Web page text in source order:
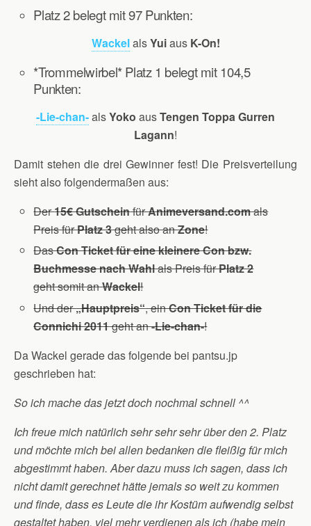
Platz 2 belegt mit 97 Punkten:
WackelalsYuiaus K-On!
*Trommelwirbel* Platz 1 belegt mit 104,5
Punkten:
-Lie-chan-alsYoko ausTengen Toppa Gurren
Lagann!
Damit stehen die drei Gewinner fest! Die Preisverteilung
sieht also folgendermaßen aus:
Der15€ GutscheinfürAnimeversand.comals
Preis fürPlatz 3geht also anZone!
DasCon Ticket für eine kleinere Con bzw.
Buchmesse nach Wahlals Preis fürPlatz 2
geht somit anWackel!
Und der„Hauptpreis“, einCon Ticket für die
Connichi 2011geht an-Lie-chan-!
Da Wackel gerade das folgende bei pantsu.jp
geschrieben hat:
So ich mache das jetzt doch nochmal schnell ^^
Ich freue mich natürlich sehr sehr sehr über den 2. Platz
und möchte mich bei allen bedanken die fleißig für mich
abgestimmt haben. Aber dazu muss ich sagen, dass ich
nicht damit gerechnet hätte jemals so weit zu kommen
und finde, dass es Leute die ihr Kostüm aufwendig selbst
gestaltet haben, viel mehr verdienen als ich (habe mein